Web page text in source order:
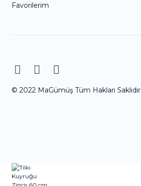
Favorilerim
© 2022 MaGümüş Tüm Hakları Saklıdır